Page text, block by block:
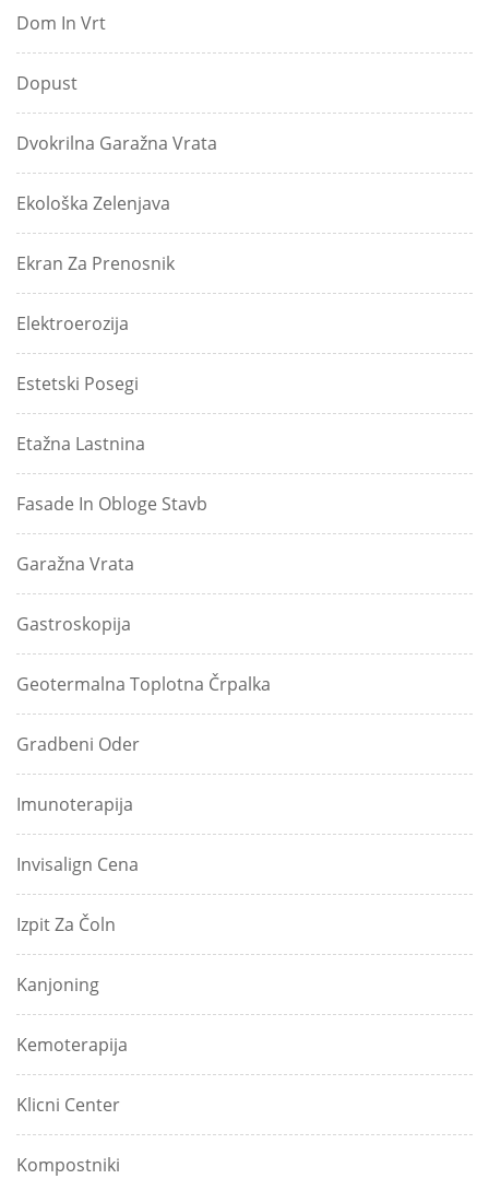
Dom In Vrt
Dopust
Dvokrilna Garažna Vrata
Ekološka Zelenjava
Ekran Za Prenosnik
Elektroerozija
Estetski Posegi
Etažna Lastnina
Fasade In Obloge Stavb
Garažna Vrata
Gastroskopija
Geotermalna Toplotna Črpalka
Gradbeni Oder
Imunoterapija
Invisalign Cena
Izpit Za Čoln
Kanjoning
Kemoterapija
Klicni Center
Kompostniki